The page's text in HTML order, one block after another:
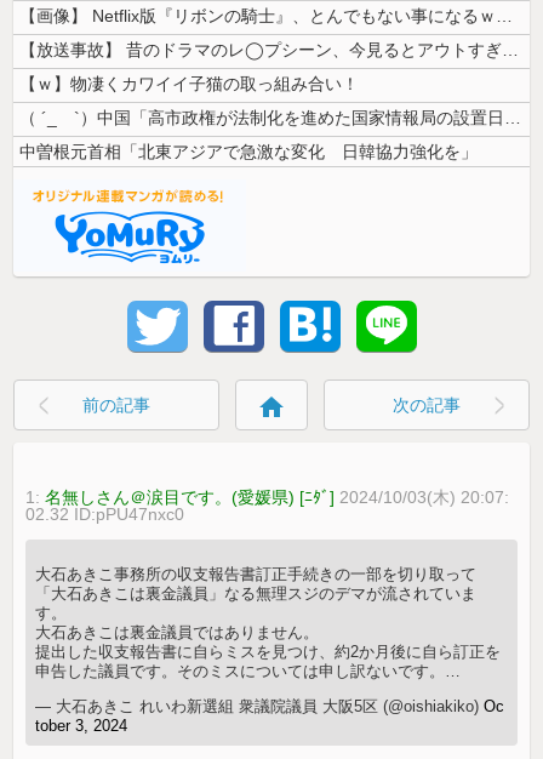
【画像】 Netflix版『リボンの騎士』、とんでもない事になるｗｗｗ...
【放送事故】 昔のドラマのレ◯プシーン、今見るとアウトすぎる・・・
【ｗ】物凄くカワイイ子猫の取っ組み合い！
（ ´_ゝ`）中国「高市政権が法制化を進めた国家情報局の設置日が7月3...
中曽根元首相「北東アジアで急激な変化 日韓協力強化を」
前の記事 home 次の記事
1:名無しさん＠涙目です。(愛媛県) [ﾆﾀﾞ] 2024/10/03(木) 20:07:
02.32 ID:pPU47nxc0
大石あきこ事務所の収支報告書訂正手続きの一部を切り取って
「大石あきこは裏金議員」なる無理スジのデマが流されていま
す。
大石あきこは裏金議員ではありません。
提出した収支報告書に自らミスを見つけ、約2か月後に自ら訂正を
申告した議員です。そのミスについては申し訳ないです。…
— 大石あきこ れいわ新選組 衆議院議員 大阪5区 (@oishiakiko)Oc
tober 3, 2024